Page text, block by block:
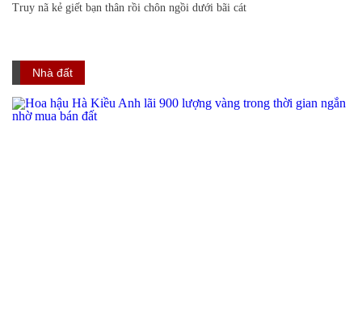
Truy nã kẻ giết bạn thân rồi chôn ngồi dưới bãi cát
Nhà đất